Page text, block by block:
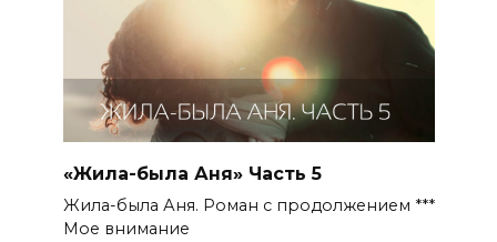
«Жила-была Аня» Часть 5
Жила-была Аня. Роман с продолжением ***
Мое внимание